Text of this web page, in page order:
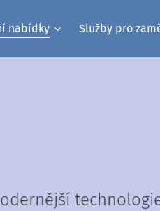
nabídky Služby pro